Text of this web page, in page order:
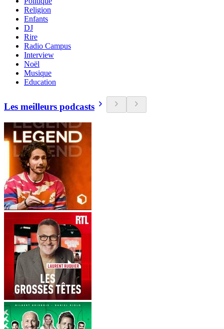
Religion
Enfants
DJ
Rire
Radio Campus
Interview
Noël
Musique
Education
Les meilleurs podcasts